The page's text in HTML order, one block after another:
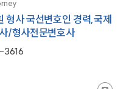
형사 국선변호인 경력,국제
/형사전문변호사
3616